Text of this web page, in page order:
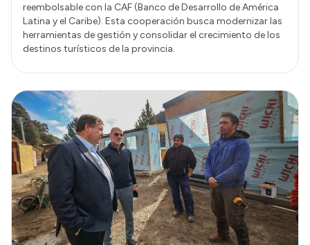
reembolsable con la CAF (Banco de Desarrollo de América
Latina y el Caribe). Esta cooperación busca modernizar las
herramientas de gestión y consolidar el crecimiento de los
destinos turísticos de la provincia.